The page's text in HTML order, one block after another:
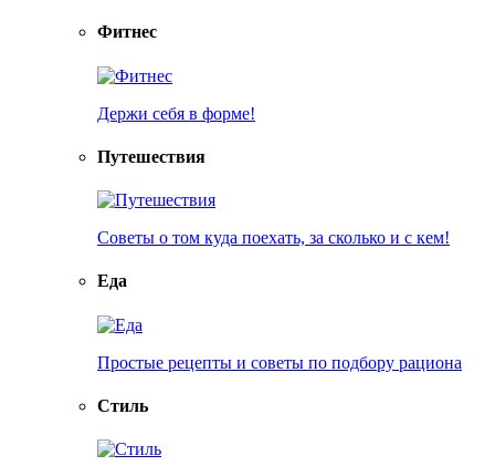
Фитнес
Держи себя в форме!
Путешествия
Советы о том куда поехать, за сколько и с кем!
Еда
Простые рецепты и советы по подбору рациона
Стиль